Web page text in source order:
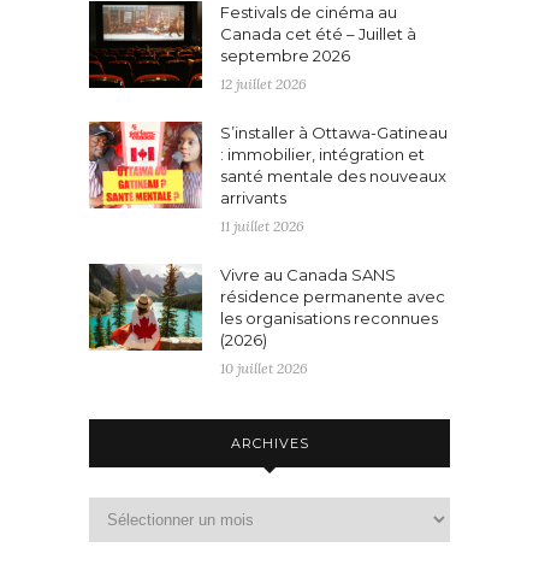
Festivals de cinéma au
Canada cet été – Juillet à
septembre 2026
12 juillet 2026
S’installer à Ottawa-Gatineau
: immobilier, intégration et
santé mentale des nouveaux
arrivants
11 juillet 2026
Vivre au Canada SANS
résidence permanente avec
les organisations reconnues
(2026)
10 juillet 2026
ARCHIVES